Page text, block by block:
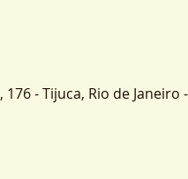
- Tijuca, Rio de Janeiro